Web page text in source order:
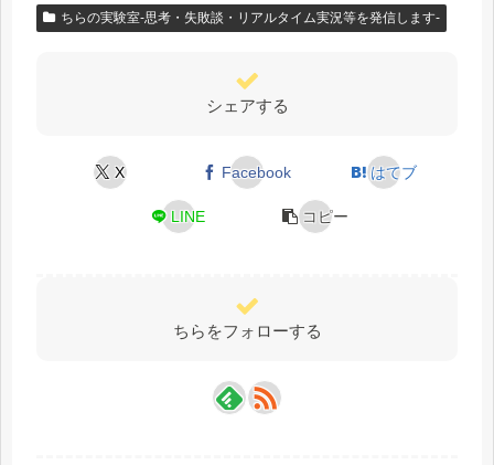
ちらの実験室-思考・失敗談・リアルタイム実況等を発信します-
シェアする
X Facebook はてブ
LINE コピー
ちらをフォローする